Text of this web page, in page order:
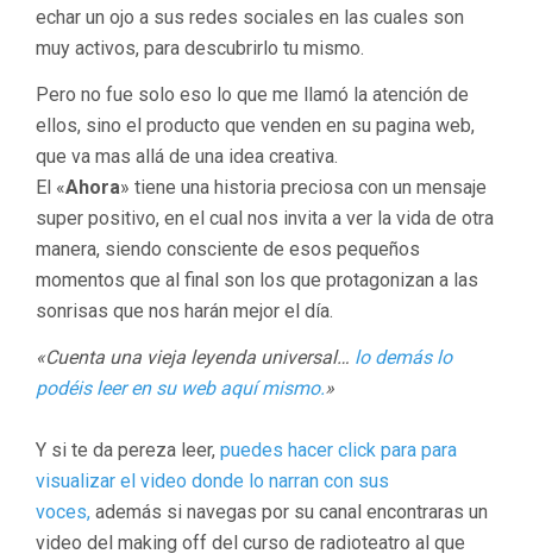
echar un ojo a sus redes sociales en las cuales son
muy activos, para descubrirlo tu mismo.
Pero no fue solo eso lo que me llamó la atención de
ellos, sino el producto que venden en su pagina web,
que va mas allá de una idea creativa.
El «Ahora» tiene una historia preciosa con un mensaje
super positivo, en el cual nos invita a ver la vida de otra
manera, siendo consciente de esos pequeños
momentos que al final son los que protagonizan a las
sonrisas que nos harán mejor el día.
«Cuenta una vieja leyenda universal… lo demás lo
podéis leer en su web aquí mismo.»
Y si te da pereza leer, puedes hacer click para para
visualizar el video donde lo narran con sus
voces, además si navegas por su canal encontraras un
video del making off del curso de radioteatro al que